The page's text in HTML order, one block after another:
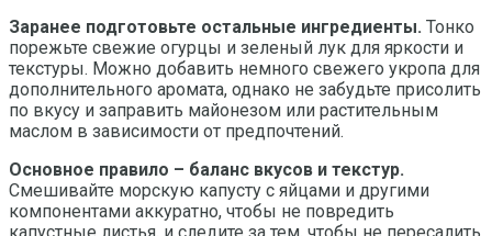
Заранее подготовьте остальные ингредиенты. Тонко
порежьте свежие огурцы и зеленый лук для яркости и
текстуры. Можно добавить немного свежего укропа для
дополнительного аромата, однако не забудьте присолить
по вкусу и заправить майонезом или растительным
маслом в зависимости от предпочтений.
Основное правило – баланс вкусов и текстур.
Смешивайте морскую капусту с яйцами и другими
компонентами аккуратно, чтобы не повредить